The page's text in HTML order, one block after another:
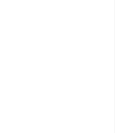
5 hvězdiček.
5 hvězdiček.